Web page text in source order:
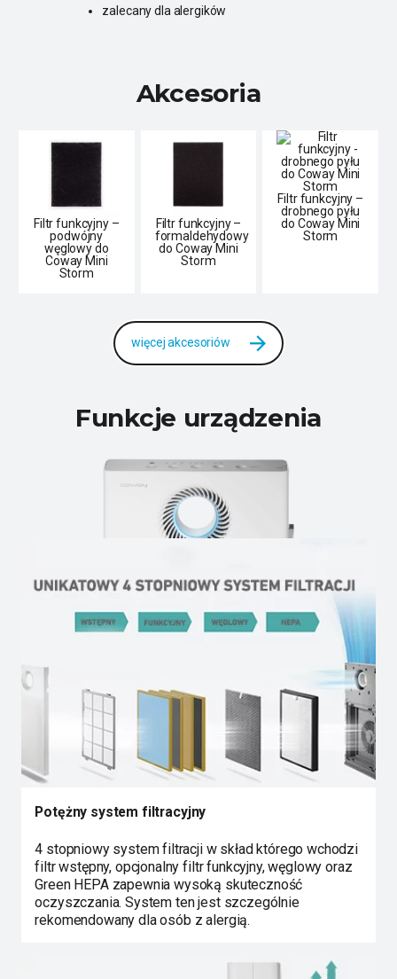
zalecany dla alergików
Akcesoria
Filtr funkcyjny –
podwójny
węglowy do
Coway Mini
Storm
Filtr funkcyjny –
formaldehydowy
do Coway Mini
Storm
Filtr funkcyjny –
drobnego pyłu
do Coway Mini
Storm
więcej akcesoriów
Funkcje urządzenia
Potężny system filtracyjny
4 stopniowy system filtracji w skład którego wchodzi
filtr wstępny, opcjonalny filtr funkcyjny, węglowy oraz
Green HEPA zapewnia wysoką skuteczność
oczyszczania. System ten jest szczególnie
rekomendowany dla osób z alergią.